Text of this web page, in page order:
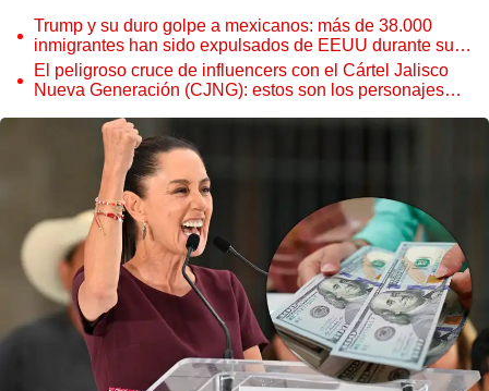
Trump y su duro golpe a mexicanos: más de 38.000
inmigrantes han sido expulsados de EEUU durante su
gobierno
El peligroso cruce de influencers con el Cártel Jalisco
Nueva Generación (CJNG): estos son los personajes